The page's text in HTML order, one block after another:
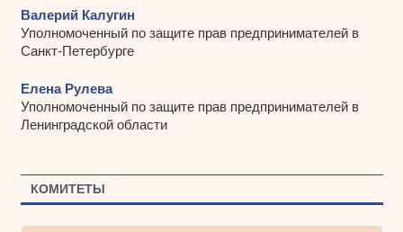
Валерий Калугин
Уполномоченный по защите прав предпринимателей в
Санкт-Петербурге
Елена Рулева
Уполномоченный по защите прав предпринимателей в
Ленинградской области
КОМИТЕТЫ